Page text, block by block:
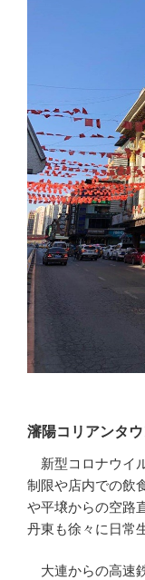
瀋陽コリアンタ
新型コロナウイ
制限や店内での飲
や平壌からの空路
丹東も徐々に日常
大連からの高速